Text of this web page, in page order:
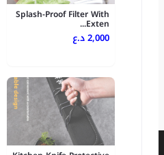
Splash-Proof Filter With
Exten...
2,000 د.ع